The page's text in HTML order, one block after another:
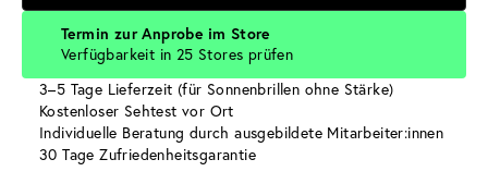
Termin zur Anprobe im Store
Verfügbarkeit in 25 Stores prüfen
3–5 Tage Lieferzeit (für Sonnenbrillen ohne Stärke)
Kostenloser Sehtest vor Ort
Individuelle Beratung durch ausgebildete Mitarbeiter:innen
30 Tage Zufriedenheitsgarantie